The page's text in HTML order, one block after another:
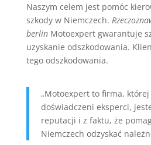
Naszym celem jest pomóc
szkody w Niemczech.
berlinMotoexpert gwarantuje
uzyskanie odszkodowania.
tego odszkodowania.
„Motoexpert to firma, której
doświadczeni eksperci,
reputacji i z faktu, że
Niemczech odzyskać